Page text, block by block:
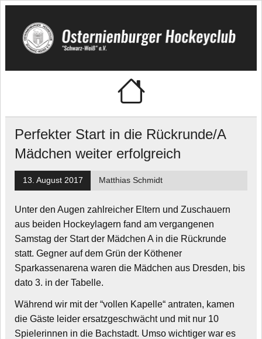
Skip
content
Osternienburger
Hockeyclub
Perfekter Start in die Rückrunde/A
Mädchen weiter erfolgreich
13. August 2017 Matthias Schmidt
Unter den Augen zahlreicher Eltern und Zuschauern
aus beiden Hockeylagern fand am vergangenen
Samstag der Start der Mädchen A in die Rückrunde
statt. Gegner auf dem Grün der Köthener
Sparkassenarena waren die Mädchen aus Dresden, bis
dato 3. in der Tabelle.
Während wir mit der “vollen Kapelle“ antraten, kamen
die Gäste leider ersatzgeschwächt und mit nur 10
Spielerinnen in die Bachstadt. Umso wichtiger war es